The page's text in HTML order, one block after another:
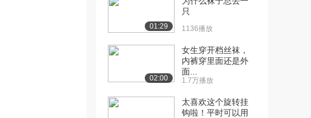
01:29
只
1136播放
02:00
女生穿开档丝袜，
内裤穿里面还是外
面...
1.7万播放
太喜欢这个旋转挂
钩啦！平时可以用